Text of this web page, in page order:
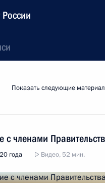
Показать следующие
с членами
года Видео, 52 мин.